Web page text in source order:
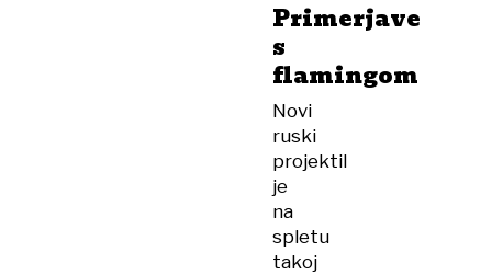
Primerjave
s
flamingom
Novi
ruski
projektil
je
na
spletu
takoj